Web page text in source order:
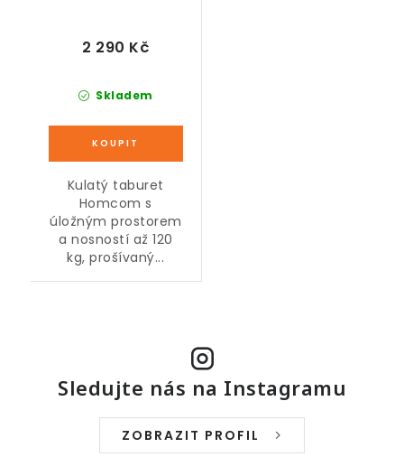
Skladem
2 290 Kč
Kulatý taburet
Homcom s
úložným prostorem
a nosností až 120
kg, prošívaný...
Sledujte nás na Instagramu
ZOBRAZIT PROFIL